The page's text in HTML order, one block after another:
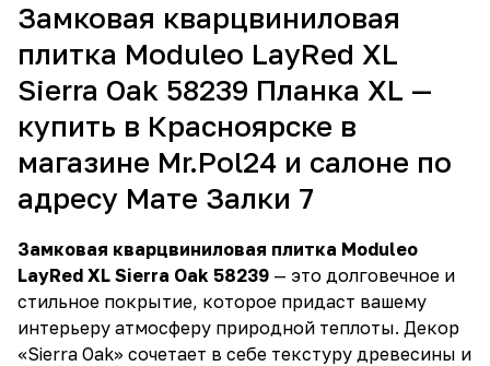
Замковая кварцвиниловая
плитка Moduleo LayRed XL
Sierra Oak 58239 Планка XL —
купить в Красноярске в
магазине Mr.Pol24 и салоне по
адресу Мате Залки 7
Замковая кварцвиниловая плитка Moduleo
LayRed XL Sierra Oak 58239 — это долговечное и
стильное покрытие, которое придаст вашему
интерьеру атмосферу природной теплоты. Декор
«Sierra Oak» сочетает в себе текстуру древесины и